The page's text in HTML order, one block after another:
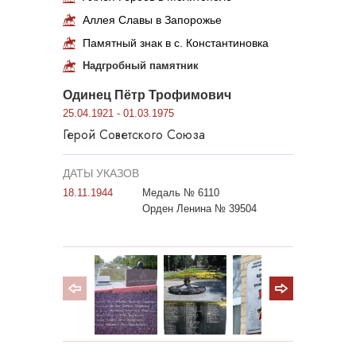
Аллея Славы в Запорожье
Памятный знак в с. Константиновка
Надгробный памятник
Одинец Пётр Трофимович
25.04.1921 - 01.03.1975
Герой Советского Союза
ДАТЫ УКАЗОВ
18.11.1944
Медаль № 6110
Орден Ленина № 39504